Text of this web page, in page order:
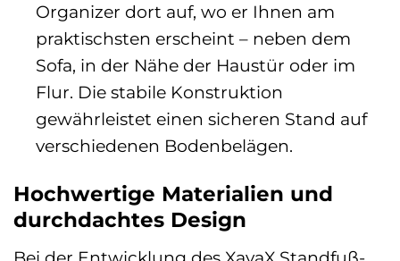
Organizer dort auf, wo er Ihnen am
praktischsten erscheint – neben dem
Sofa, in der Nähe der Haustür oder im
Flur. Die stabile Konstruktion
gewährleistet einen sicheren Stand auf
verschiedenen Bodenbelägen.
Hochwertige Materialien und
durchdachtes Design